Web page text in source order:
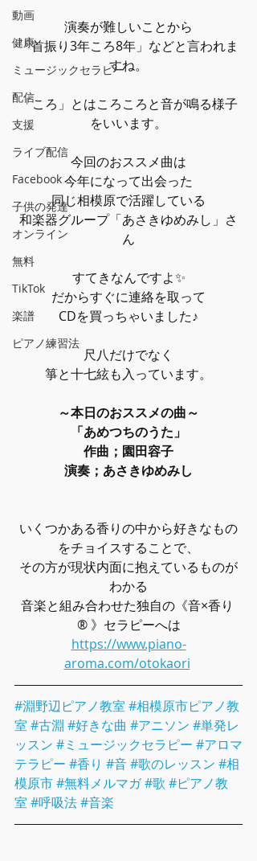
動画
健康
ミュージックセラピー
配信
支援
ライブ配信
Facebook
子供の発達
オンライン
無料
TikTok
楽譜
ピアノ練習法
演奏が難しいことから
「首振り3年ころ8年」などと言われま
すね。
「ころ」とはころころと音が鳴る様子
をいいます。
今回のおススメ曲は
今年になって出会った
同じ相模原で活躍している
和楽器グループ「あさきゆめみし」さ
ん
すてきなんですよ✨
だからすぐに連絡を取って
CDを買っちゃいました♪
尺八だけでなく
箏と十七絃も入っています。
～本日のおススメの曲～
「あめつちのうた」
作曲；園田容子
演奏；あさきゆめみし
いくつかある香りの中から好きなもの
をチョイスすることで、
その方が現状内面に抱えているものが
わかる
音楽と組み合わせた独自の《音×香り
® 》セラピーへは
https://www.piano-
aroma.com/otokaori
#淵野辺ピアノ教室#相模原市ピアノ教
室#古淵 #好きな曲 #アニソン #単発レ
ッスン #ミュージックセラピー #アロマ
テラピー #香り #音#歌のレッスン #相
模原市#無料メルマガ#歌 #ピアノ教
室#呼吸法#音楽